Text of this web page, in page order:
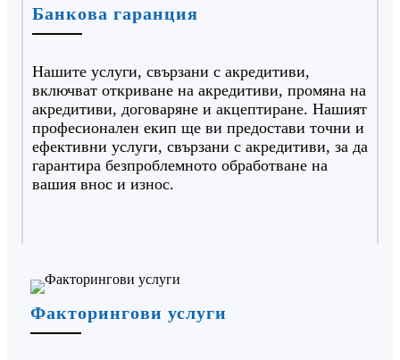
Банкова гаранция
Нашите услуги, свързани с акредитиви,
включват откриване на акредитиви, промяна на
акредитиви, договаряне и акцептиране. Нашият
професионален екип ще ви предостави точни и
ефективни услуги, свързани с акредитиви, за да
гарантира безпроблемното обработване на
вашия внос и износ.
Факторингови услуги